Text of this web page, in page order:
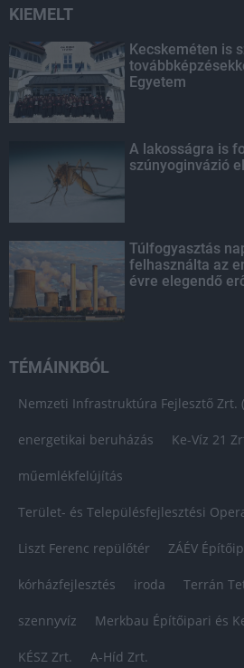
KIEMELT
Kecskeméten is
Egyetem
A lakosságra is
szúnyoginvázió
Túlfogyasztás
felhasználta az
évre elegendő
TÉMÁINKBÓL
Nemzeti Infrastruktúra Fejlesztő Zrt.
energetikai beruházás Ke-Víz 21
műemlékfelújítás
Terület- és Településfejlesztési
Liszt Ferenc repülőtér ZÁÉV
kórházfejlesztés iroda Terrán
szennyvíz Merkbau Építőipari és
KÉSZ Zrt. A-Híd Zrt.